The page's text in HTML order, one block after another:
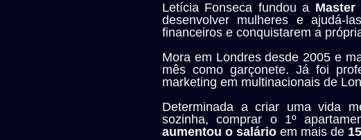
Letícia Fonseca fundou a Master
desenvolver mulheres e ajudá-
financeiros e conquistarem a
Mora em Londres desde 2005 e
mês como garçonete. Já foi
marketing em multinacionais de
Determinada a criar uma vida
sozinha, comprar o 1º
aumentou o salário em mais de